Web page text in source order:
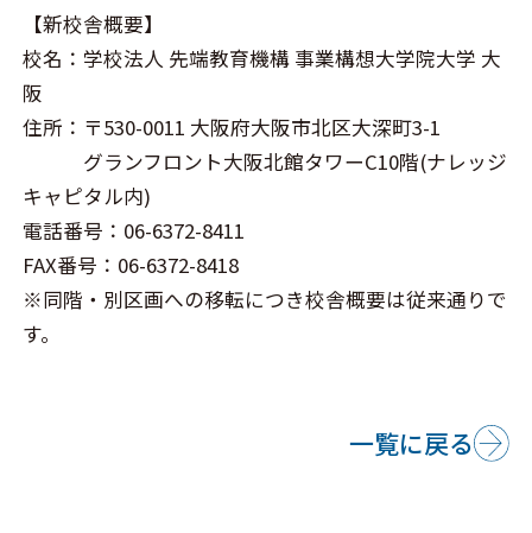
【新校舎概要】
校名：学校法人 先端教育機構 事業構想大学院大学 大
阪
住所：〒530-0011 大阪府大阪市北区大深町3-1
グランフロント大阪北館タワーC10階(ナレッジ
キャピタル内)
電話番号：06-6372-8411
FAX番号：06-6372-8418
※同階・別区画への移転につき校舎概要は従来通りで
す。
一覧に戻る